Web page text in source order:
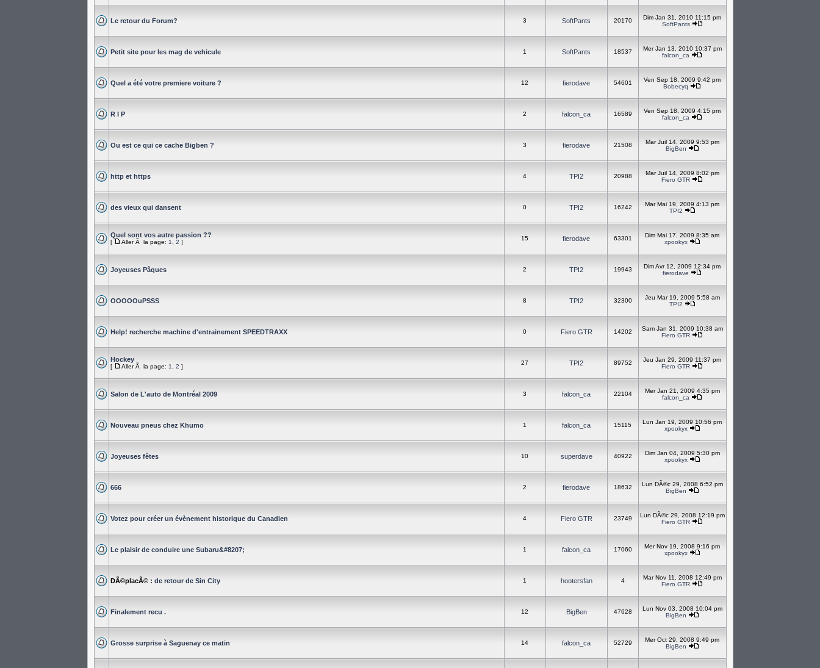
Le retour du Forum? 3 SoftPants 20170
Dim Jan 31, 2010 11:15 pm
SoftPants
Petit site pour les mag de vehicule 1 SoftPants 18537
Mer Jan 13, 2010 10:37 pm
falcon_ca
Quel a été votre premiere voiture ? 12 fierodave 54601
Ven Sep 18, 2009 9:42 pm
Bobecyq
R I P 2 falcon_ca 16589
Ven Sep 18, 2009 4:15 pm
falcon_ca
Ou est ce qui ce cache Bigben ? 3 fierodave 21508
Mar Juil 14, 2009 9:53 pm
BigBen
http et https 4 TPI2 20988
Mar Juil 14, 2009 8:02 pm
Fiero GTR
des vieux qui dansent 0 TPI2 16242
Mar Mai 19, 2009 4:13 pm
TPI2
Quel sont vos autre passion ??
[ Aller Ã la page: 1 2 ]
15 fierodave 63301
Dim Mai 17, 2009 8:35 am
xpookyx
Joyeuses Pâques 2 TPI2 19943
Dim Avr 12, 2009 12:34 pm
fierodave
OOOOOuPSSS 8 TPI2 32300
Jeu Mar 19, 2009 5:58 am
TPI2
Help! recherche machine d'entrainement SPEEDTRAXX 0 Fiero GTR 14202
Sam Jan 31, 2009 10:38 am
Fiero GTR
Hockey
[ Aller Ã la page: 1 2 ]
27 TPI2 89752
Jeu Jan 29, 2009 11:37 pm
Fiero GTR
Salon de L'auto de Montréal 2009 3 falcon_ca 22104
Mer Jan 21, 2009 4:35 pm
falcon_ca
Nouveau pneus chez Khumo 1 falcon_ca 15115
Lun Jan 19, 2009 10:56 pm
xpookyx
Joyeuses fêtes 10 superdave 40922
Dim Jan 04, 2009 5:30 pm
xpookyx
666 2 fierodave 18632
Lun DÃ©c 29, 2008 6:52 pm
BigBen
Votez pour créer un évènement historique du Canadien 4 Fiero GTR 23749
Lun DÃ©c 29, 2008 12:19 pm
Fiero GTR
Le plaisir de conduire une Subaru&#8207; 1 falcon_ca 17060
Mer Nov 19, 2008 9:16 pm
xpookyx
DÃ©placÃ© : de retour de Sin City 1 hootersfan 4
Mar Nov 11, 2008 12:49 pm
Fiero GTR
Finalement recu . 12 BigBen 47628
Lun Nov 03, 2008 10:04 pm
BigBen
Grosse surprise à Saguenay ce matin 14 falcon_ca 52729
Mer Oct 29, 2008 9:49 pm
BigBen